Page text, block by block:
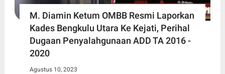
M. Diamin Ketum OMBB Resmi Laporkan
Kades Bengkulu Utara Ke Kejati, Perihal
Dugaan Penyalahgunaan ADD TA 2016 -
2020
Agustus 10, 2023